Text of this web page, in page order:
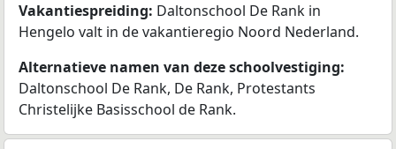
Vakantiespreiding: Daltonschool De Rank in
Hengelo valt in de vakantieregio Noord Nederland.
Alternatieve namen van deze schoolvestiging:
Daltonschool De Rank, De Rank, Protestants
Christelijke Basisschool de Rank.